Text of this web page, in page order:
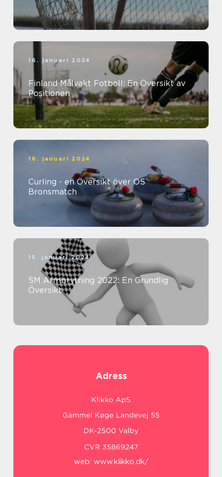
16. januari 2024
Finland Målvakt Fotboll: En Översikt av
Positionen
16. januari 2024
Curling - en Översikt över OS
Bronsmatch
15. januari 2024
SM Armbrytning 2022: En Grundlig
Översikt
Adress
web: www.klikko.dk/